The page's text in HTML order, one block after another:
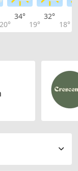
20°
34°
19°
32°
18°